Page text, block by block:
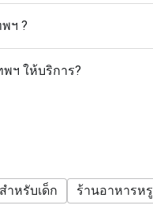
ฯ ?
พฯ ให้บริการ?
ำหรับเด็ก ร้านอาหารหรู